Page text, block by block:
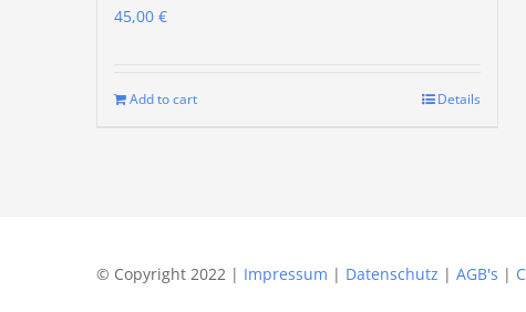
45,00 €
Add to cart Details
© Copyright 2022 | Impressum | Datenschutz | AGB's |